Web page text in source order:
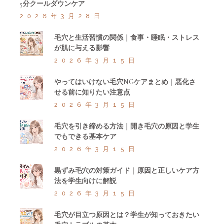
5分クールダウンケア
2026年3月28日
毛穴と生活習慣の関係｜食事・睡眠・ストレス
が肌に与える影響
2026年3月15日
やってはいけない毛穴NGケアまとめ｜悪化さ
せる前に知りたい注意点
2026年3月15日
毛穴を引き締める方法｜開き毛穴の原因と学生
でもできる基本ケア
2026年3月15日
黒ずみ毛穴の対策ガイド｜原因と正しいケア方
法を学生向けに解説
2026年3月15日
毛穴が目立つ原因とは？学生が知っておきたい